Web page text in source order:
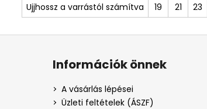
Ujjhossz a varrástól számítva
19 21 23
Információk önnek
A vásárlás lépései
Üzleti feltételek (ÁSZF)